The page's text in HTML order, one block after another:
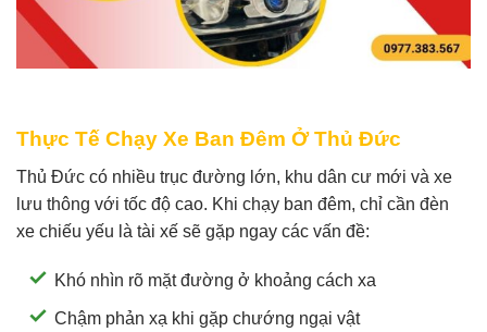
Thực Tế Chạy Xe Ban Đêm Ở Thủ Đức
Thủ Đức có nhiều trục đường lớn, khu dân cư mới và xe
lưu thông với tốc độ cao. Khi chạy ban đêm, chỉ cần đèn
xe chiếu yếu là tài xế sẽ gặp ngay các vấn đề:
Khó nhìn rõ mặt đường ở khoảng cách xa
Chậm phản xạ khi gặp chướng ngại vật